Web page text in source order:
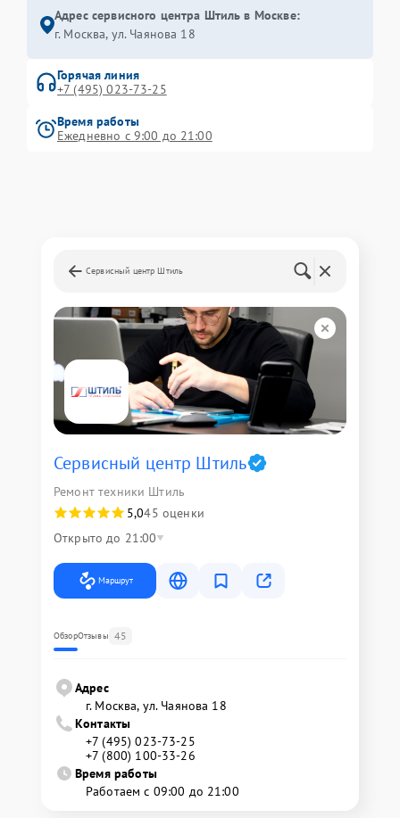
Адрес сервисного центра Штиль в Москве:
г. Москва, ул. Чаянова 18
Горячая линия
+7 (495) 023-73-25
Время работы
Ежедневно с 9:00 до 21:00
Сервисный центр Штиль
Сервисный центр Штиль
Ремонт техники Штиль
5,045 оценки
Открыто до 21:00
Маршрут
ОбзорОтзывы 45
Адрес
г. Москва, ул. Чаянова 18
Контакты
+7 (495) 023-73-25
+7 (800) 100-33-26
Время работы
Работаем с 09:00 до 21:00